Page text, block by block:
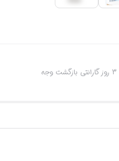
3 روز گارانتی بازگشت وجه